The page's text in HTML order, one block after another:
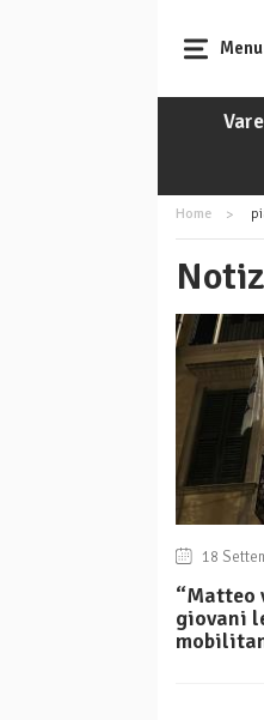
Menu
Home
18
“Matteo
giovani